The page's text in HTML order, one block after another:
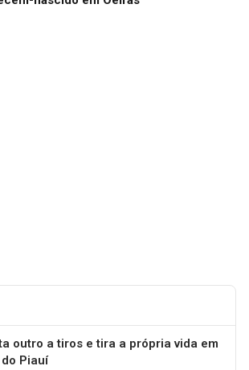
outro a tiros e tira a própria vida em
Piauí